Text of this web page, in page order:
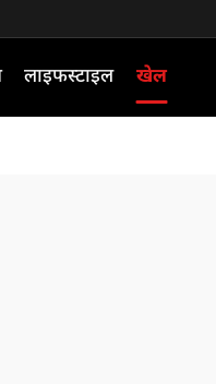
लाइफस्टाइल खेल